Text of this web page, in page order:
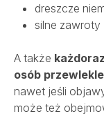
dreszcze
silne zawroty
A także
osób
nawet jeśli
może też